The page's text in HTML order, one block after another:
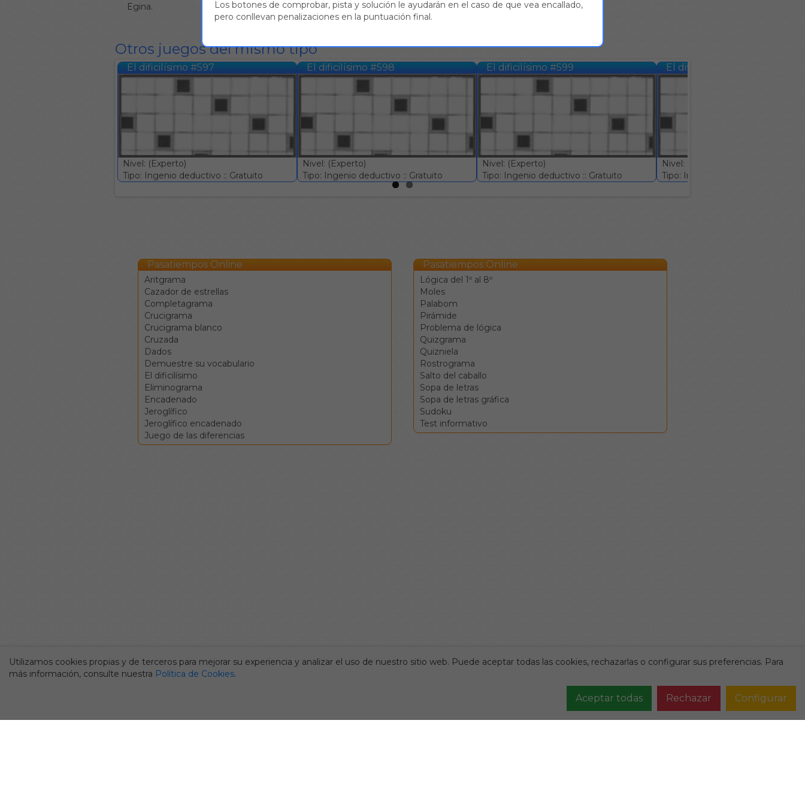
Egina.
Otros juegos del mismo tipo
El dificilísimo #597
Nivel: (Experto)
Tipo: Ingenio deductivo :: Gratuito
El dificilísimo #598
Nivel: (Experto)
Tipo: Ingenio deductivo :: Gratuito
El dificilísimo #599
Nivel: (Experto)
Tipo: Ingenio deductivo :: Gratuito
El dificilísimo #600
Nivel: (Experto)
Tipo: Ingenio deductivo :: Gratuito
Pasatiempos Online
Aritgrama
Cazador de estrellas
Completagrama
Crucigrama
Crucigrama blanco
Cruzada
Dados
Demuestre su vocabulario
El dificilísimo
Eliminograma
Encadenado
Jeroglífico
Jeroglífico encadenado
Juego de las diferencias
Pasatiempos Online
Lógica del 1º al 8º
Moles
Palabom
Pirámide
Problema de lógica
Quizgrama
Quizniela
Rostrograma
Salto del caballo
Sopa de letras
Sopa de letras gráfica
Sudoku
Test informativo
Utilizamos cookies propias y de terceros para mejorar su experiencia y analizar el uso de nuestro sitio web. Puede aceptar todas las cookies, rechazarlas o configurar sus preferencias. Para
más información, consulte nuestra Política de Cookies.
Aceptar todas Rechazar Configurar
Los botones de comprobar, pista y solución le ayudarán en el caso de que vea encallado,
pero conllevan penalizaciones en la puntuación final.